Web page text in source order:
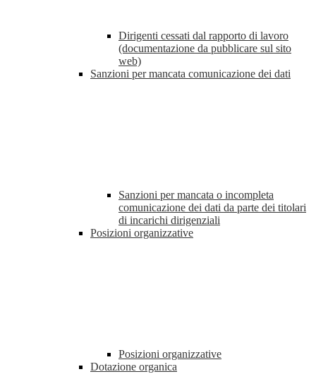
Dirigenti cessati dal rapporto di lavoro
(documentazione da pubblicare sul sito
web)
Sanzioni per mancata comunicazione dei dati
Sanzioni per mancata o incompleta
comunicazione dei dati da parte dei titolari
di incarichi dirigenziali
Posizioni organizzative
Posizioni organizzative
Dotazione organica